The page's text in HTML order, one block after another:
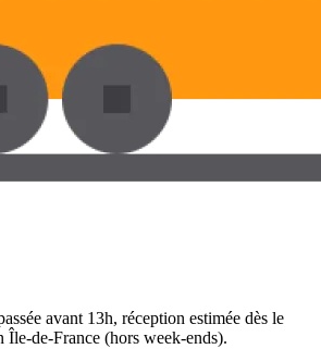
avant 13h, réception estimée dès le
Île-de-France (hors week-ends).